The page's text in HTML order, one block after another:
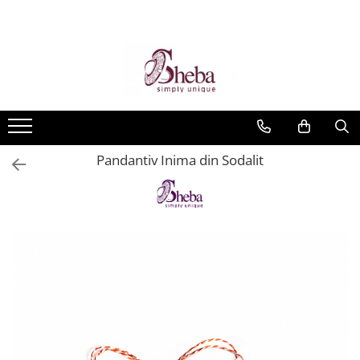
Pandantiv Inima din Sodalit